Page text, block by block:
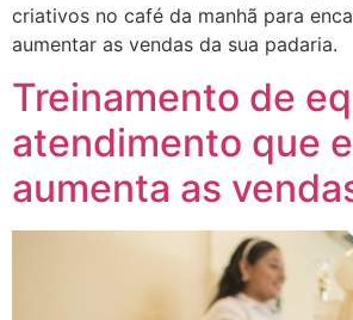
criativos no café da manhã para
aumentar as vendas da sua padaria.
Treinamento de
atendimento que
aumenta as